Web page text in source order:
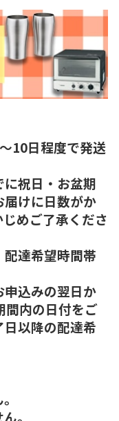
10日程度で発送
祝日・お盆期
けに日数がか
めご了承くださ
達希望時間帯
込みの翌日か
間内の日付をご
以降の配達希
。